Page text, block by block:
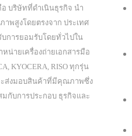
บริษัทที่ดำเนินธุรกิจ นำ
าพสูงโดยตรงจาก ประเทศ
บการยอมรับโดยทั่วไปใน
น่ายเครื่องถ่ายเอกสารมือ
KYOCERA, RISO ทุกรุ่น
ส่งมอบสินค้าที่มีคุณภาพซึ่ง
กับการประกอบ ธุรกิจและ